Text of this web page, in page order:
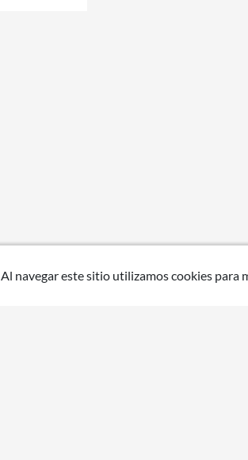
Al navegar este sitio utilizamos cookies para